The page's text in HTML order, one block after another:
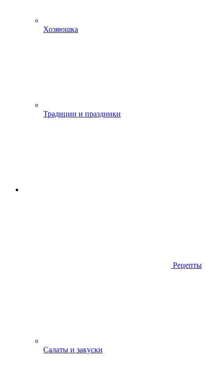
Хозяюшка
Традиции и праздники
Рецепты
Салаты и закуски